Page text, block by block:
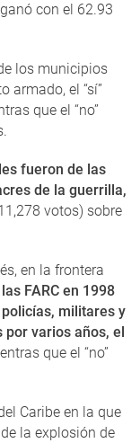
con el 62.93
los municipios
armado, el “sí”
que el “no”
fueron de las
de la guerrilla,
votos) sobre
en la frontera
FARC en 1998
militares y
varios años, el
que el “no”
Caribe en la que
la explosión de